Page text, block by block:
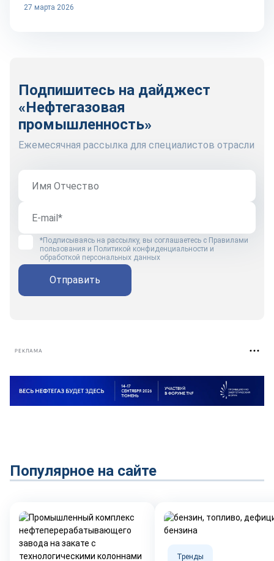
27 марта 2026
Подпишитесь на дайджест
«Нефтегазовая
промышленность»
Ежемесячная рассылка для специалистов отрасли
*Подписываясь на рассылку, вы соглашаетесь с Правилами
пользования и Политикой конфиденциальности и
обработкой персональных данных
Отправить
РЕКЛАМА
Популярное на сайте
Тренды